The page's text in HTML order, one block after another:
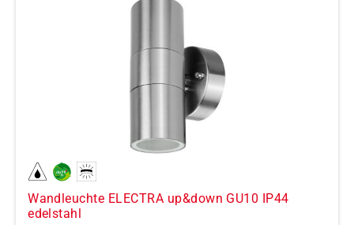
Wandleuchte ELECTRA up&down GU10 IP44
edelstahl